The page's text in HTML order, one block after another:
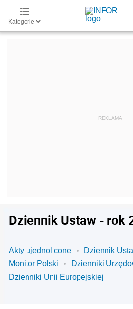
Kategorie
Dziennik Ustaw - rok
Akty ujednolicone
Dziennik
Monitor Polski
Dzienniki
Dzienniki Unii Europejskiej